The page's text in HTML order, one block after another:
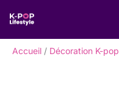
contenu
Accueil
Décoration K-pop
e
c